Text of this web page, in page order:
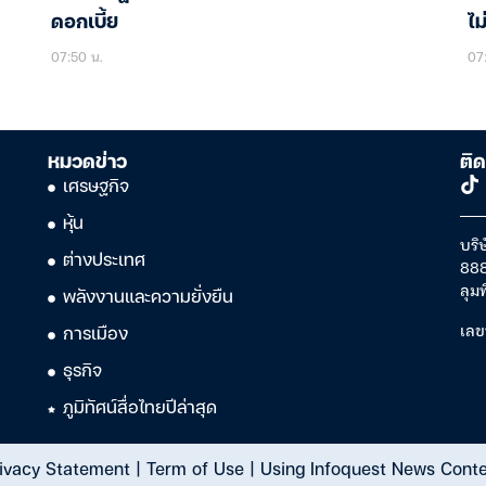
ดอกเบี้ย
07:50 น.
ไ
หมวดข่าว
เศรษฐกิจ
หุ้น
ต่างประเทศ
พลังงานและความยั่งยืน
การเมือง
ธุรกิจ
ภูมิทัศน์สื่อไทยปีล่าสุด
ติด
บริ
ลุม
เล
Statement| Term of Use| Using Infoquest News